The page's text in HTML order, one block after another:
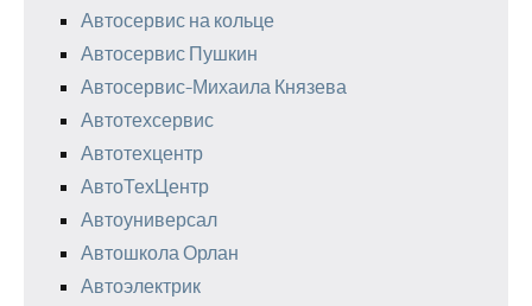
Автосервис на кольце
Автосервис Пушкин
Автосервис-Михаила Князева
Автотехсервис
Автотехцентр
АвтоТехЦентр
Автоуниверсал
Автошкола Орлан
Автоэлектрик